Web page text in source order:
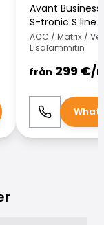
Avant
S-tronic S line
ACC / Matrix /
Lisälämmitin
från 299 €/
Ring